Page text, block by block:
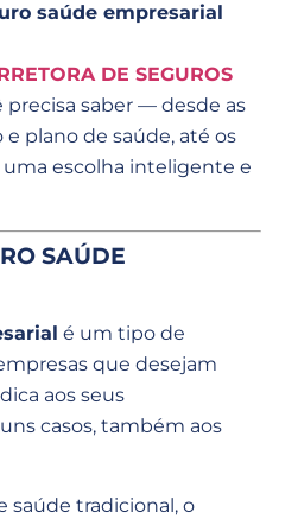
saúde empresarial
DE SEGUROS
saber — desde as
plano de saúde, até os
uma escolha inteligente e
SAÚDE
é um tipo de
que desejam
aos seus
casos, também aos
saúde tradicional, o